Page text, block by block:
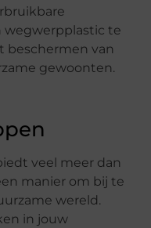
wegwerpplastic te
beschermen van
gewoonten.
veel meer dan
manier om bij te
wereld.
in jouw